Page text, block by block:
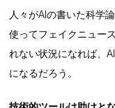
人々がAIの書いた科学
使ってフェイクニュー
れない状況になれば、
になるだろう。